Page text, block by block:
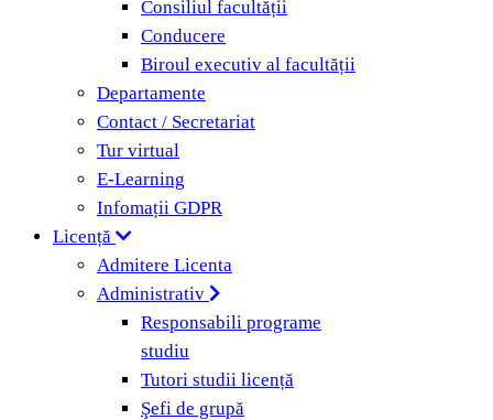
Consiliul facultății
Conducere
Biroul executiv al facultății
Departamente
Contact / Secretariat
Tur virtual
E-Learning
Infomații GDPR
Licență
Admitere Licenta
Administrativ
Responsabili programe
studiu
Tutori studii licență
Şefi de grupă